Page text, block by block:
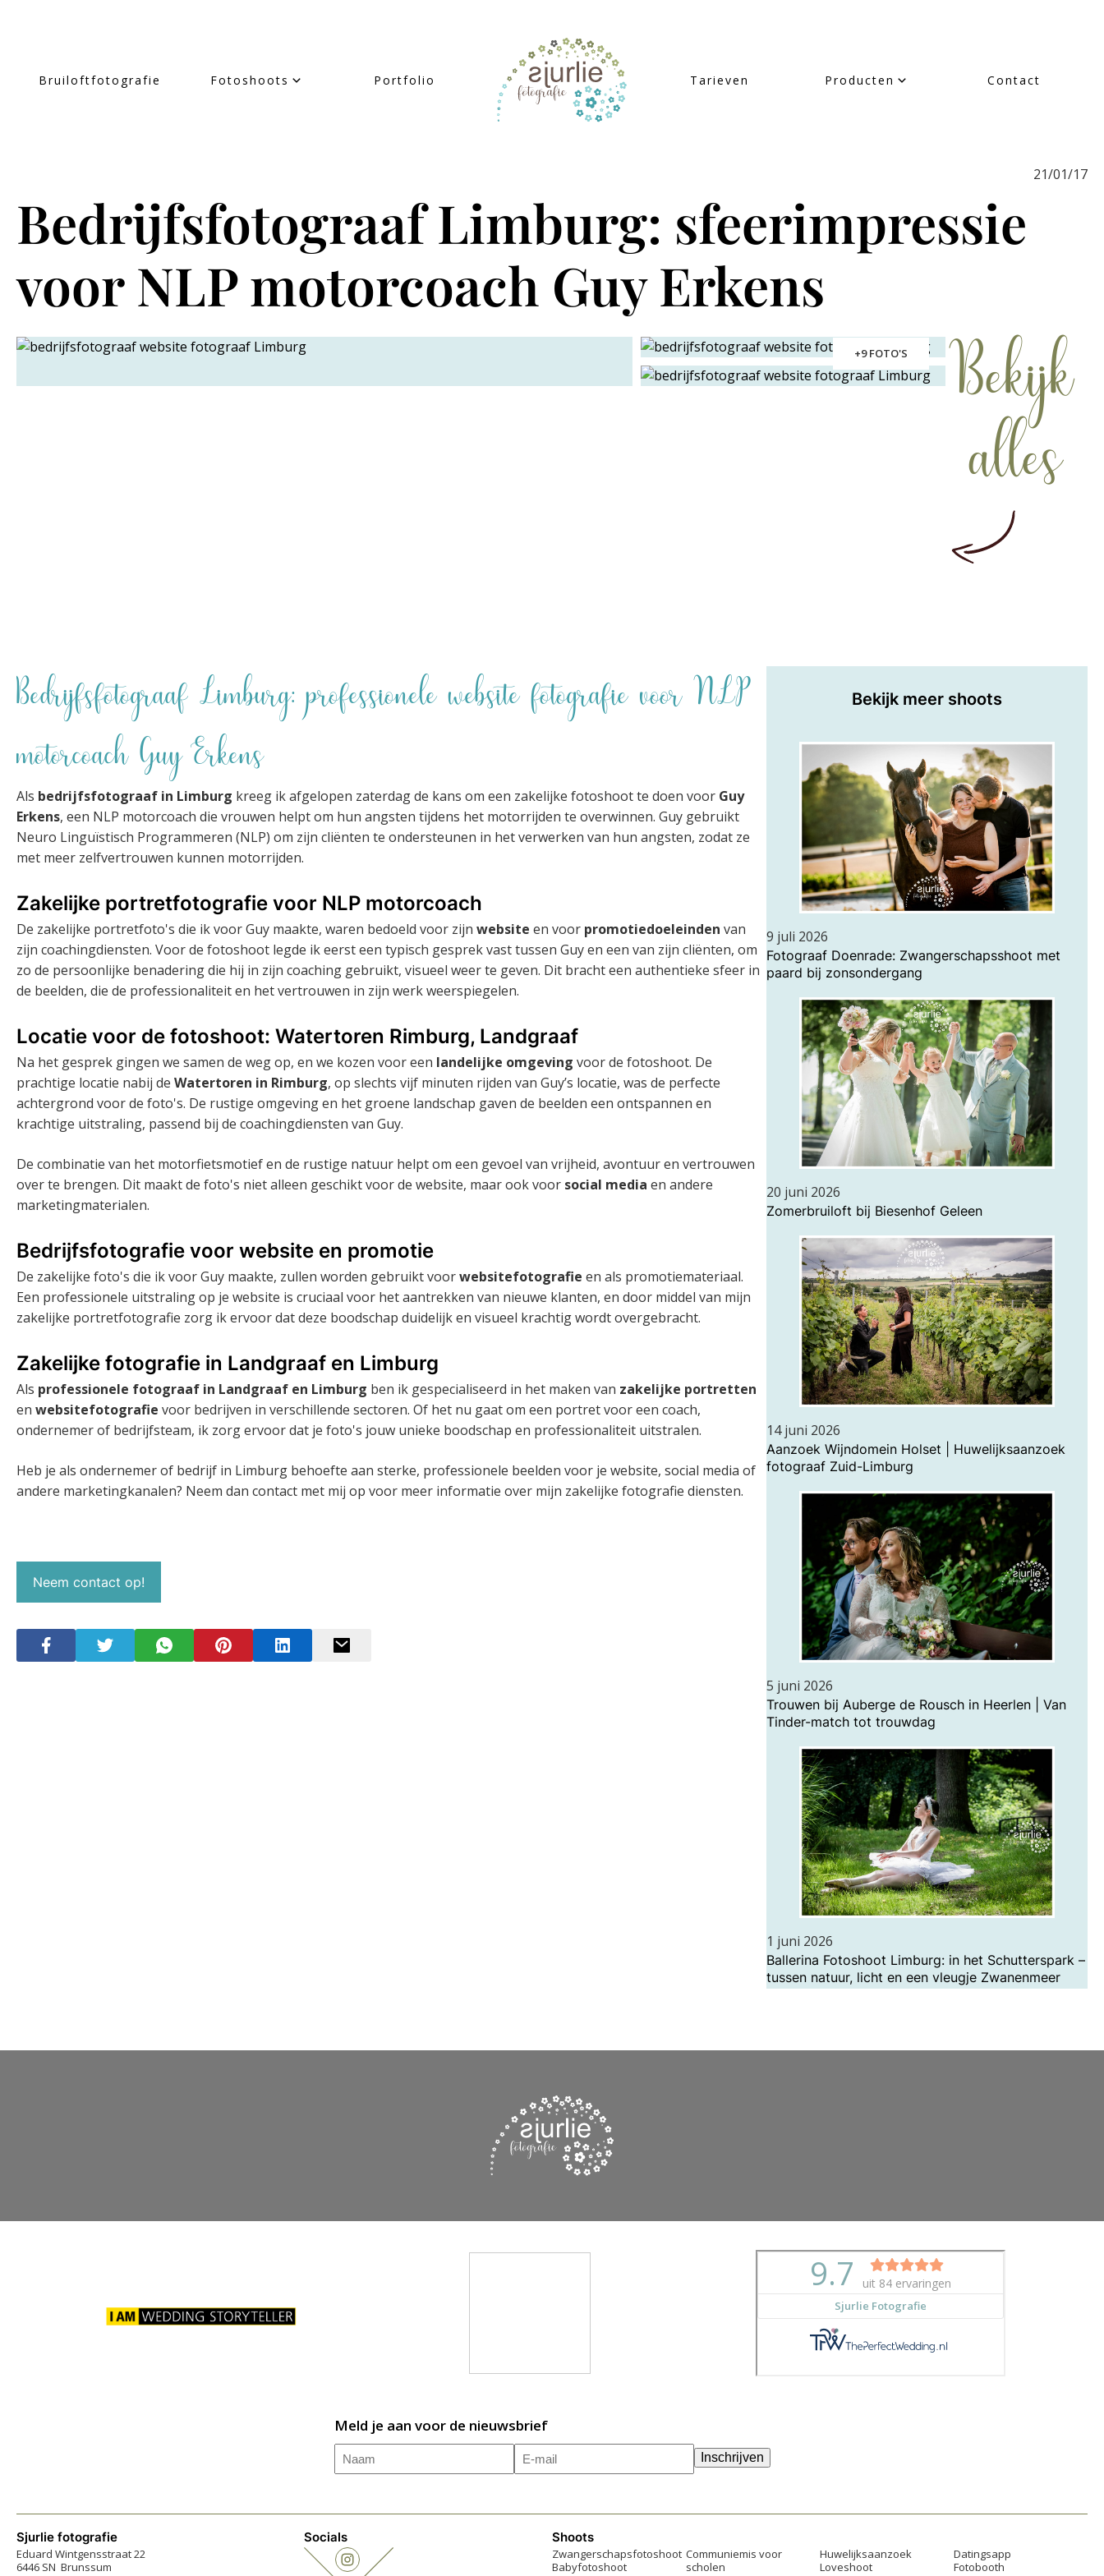
Bruiloftfotografie Fotoshoots Portfolio Tarieven Producten Contact
21/01/17
Bedrijfsfotograaf Limburg: sfeerimpressie
voor NLP motorcoach Guy Erkens
+9 FOTO'S Bekijk
alles
Bedrijfsfotograaf Limburg: professionele website fotografie voor NLP
motorcoach Guy Erkens
Als bedrijfsfotograaf in Limburg kreeg ik afgelopen zaterdag de kans om een zakelijke fotoshoot te doen voor Guy
Erkens, een NLP motorcoach die vrouwen helpt om hun angsten tijdens het motorrijden te overwinnen. Guy gebruikt
Neuro Linguïstisch Programmeren (NLP) om zijn cliënten te ondersteunen in het verwerken van hun angsten, zodat ze
met meer zelfvertrouwen kunnen motorrijden.
Zakelijke portretfotografie voor NLP motorcoach
De zakelijke portretfoto's die ik voor Guy maakte, waren bedoeld voor zijn website en voor promotiedoeleinden van
zijn coachingdiensten. Voor de fotoshoot legde ik eerst een typisch gesprek vast tussen Guy en een van zijn cliënten, om
zo de persoonlijke benadering die hij in zijn coaching gebruikt, visueel weer te geven. Dit bracht een authentieke sfeer in
de beelden, die de professionaliteit en het vertrouwen in zijn werk weerspiegelen.
Locatie voor de fotoshoot: Watertoren Rimburg, Landgraaf
Na het gesprek gingen we samen de weg op, en we kozen voor een landelijke omgeving voor de fotoshoot. De
prachtige locatie nabij de Watertoren in Rimburg, op slechts vijf minuten rijden van Guy’s locatie, was de perfecte
achtergrond voor de foto's. De rustige omgeving en het groene landschap gaven de beelden een ontspannen en
krachtige uitstraling, passend bij de coachingdiensten van Guy.
De combinatie van het motorfietsmotief en de rustige natuur helpt om een gevoel van vrijheid, avontuur en vertrouwen
over te brengen. Dit maakt de foto's niet alleen geschikt voor de website, maar ook voor social media en andere
marketingmaterialen.
Bedrijfsfotografie voor website en promotie
De zakelijke foto's die ik voor Guy maakte, zullen worden gebruikt voorwebsitefotografie en als promotiemateriaal.
Een professionele uitstraling op je website is cruciaal voor het aantrekken van nieuwe klanten, en door middel van mijn
zakelijke portretfotografie zorg ik ervoor dat deze boodschap duidelijk en visueel krachtig wordt overgebracht.
Zakelijke fotografie in Landgraaf en Limburg
Als professionele fotograaf in Landgraaf en Limburg ben ik gespecialiseerd in het maken van zakelijke portretten
en websitefotografie voor bedrijven in verschillende sectoren. Of het nu gaat om een portret voor een coach,
ondernemer of bedrijfsteam, ik zorg ervoor dat je foto's jouw unieke boodschap en professionaliteit uitstralen.
Heb je als ondernemer of bedrijf in Limburg behoefte aan sterke, professionele beelden voor je website, social media of
andere marketingkanalen? Neem dan contact met mij op voor meer informatie over mijn zakelijke fotografie diensten.
Neem contact op!
Bekijk meer shoots
9 juli 2026
Fotograaf Doenrade: Zwangerschapsshoot met
paard bij zonsondergang
20 juni 2026
Zomerbruiloft bij Biesenhof Geleen
14 juni 2026
Aanzoek Wijndomein Holset | Huwelijksaanzoek
fotograaf Zuid-Limburg
5 juni 2026
Trouwen bij Auberge de Rousch in Heerlen | Van
Tinder-match tot trouwdag
1 juni 2026
Ballerina Fotoshoot Limburg: in het Schutterspark –
tussen natuur, licht en een vleugje Zwanenmeer
Meld je aan voor de nieuwsbrief
Naam
E-
mailadres(Vereist)
Inschrijven
Sjurlie fotografie
Eduard Wintgensstraat 22
6446 SN Brunssum
Socials Shoots
Zwangerschapsfotoshoot
Babyfotoshoot
Communiemis voor
scholen
Huwelijksaanzoek
Loveshoot
Datingsapp
Fotobooth